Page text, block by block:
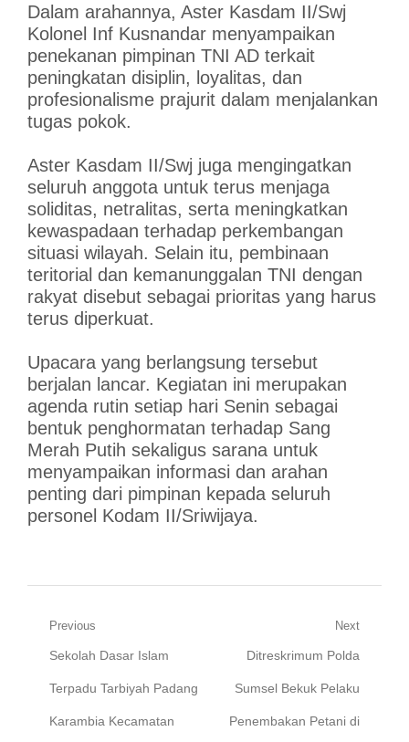
Dalam arahannya, Aster Kasdam II/Swj
Kolonel Inf Kusnandar menyampaikan
penekanan pimpinan TNI AD terkait
peningkatan disiplin, loyalitas, dan
profesionalisme prajurit dalam menjalankan
tugas pokok.
Aster Kasdam II/Swj juga mengingatkan
seluruh anggota untuk terus menjaga
soliditas, netralitas, serta meningkatkan
kewaspadaan terhadap perkembangan
situasi wilayah. Selain itu, pembinaan
teritorial dan kemanunggalan TNI dengan
rakyat disebut sebagai prioritas yang harus
terus diperkuat.
Upacara yang berlangsung tersebut
berjalan lancar. Kegiatan ini merupakan
agenda rutin setiap hari Senin sebagai
bentuk penghormatan terhadap Sang
Merah Putih sekaligus sarana untuk
menyampaikan informasi dan arahan
penting dari pimpinan kepada seluruh
personel Kodam II/Sriwijaya.
Navigasi
pos
Previous
Previous
post:
Sekolah Dasar Islam
Terpadu Tarbiyah Padang
Karambia Kecamatan
Next
Next
post:
Ditreskrimum Polda
Sumsel Bekuk Pelaku
Penembakan Petani di